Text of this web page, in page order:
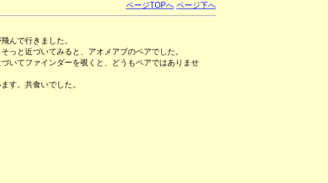
ページTOPへ ページ下へ
んで行きました。
っと近づいてみると、アオメアブのペアでした。
いてファインダーを覗くと、どうもペアではありませ
す。共食いでした。